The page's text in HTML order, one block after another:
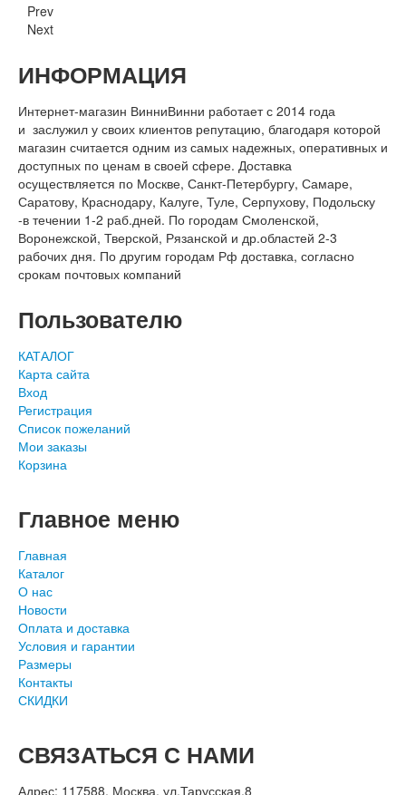
Prev
Next
ИНФОРМАЦИЯ
Интернет-магазин ВинниВинни работает с 2014 года
и заслужил у своих клиентов репутацию, благодаря которой
магазин считается одним из самых надежных, оперативных и
доступных по ценам в своей сфере. Доставка
осуществляется по Москве, Санкт-Петербургу, Самаре,
Саратову, Краснодару, Калуге, Туле, Серпухову, Подольску
-в течении 1-2 раб.дней. По городам Смоленской,
Воронежской, Тверской, Рязанской и др.областей 2-3
рабочих дня. По другим городам Рф доставка, согласно
срокам почтовых компаний
Пользователю
КАТАЛОГ
Карта сайта
Вход
Регистрация
Список пожеланий
Мои заказы
Корзина
Главное меню
Главная
Каталог
О нас
Новости
Оплата и доставка
Условия и гарантии
Размеры
Контакты
СКИДКИ
СВЯЗАТЬСЯ С НАМИ
Адрес: 117588, Москва, ул.Тарусская,8